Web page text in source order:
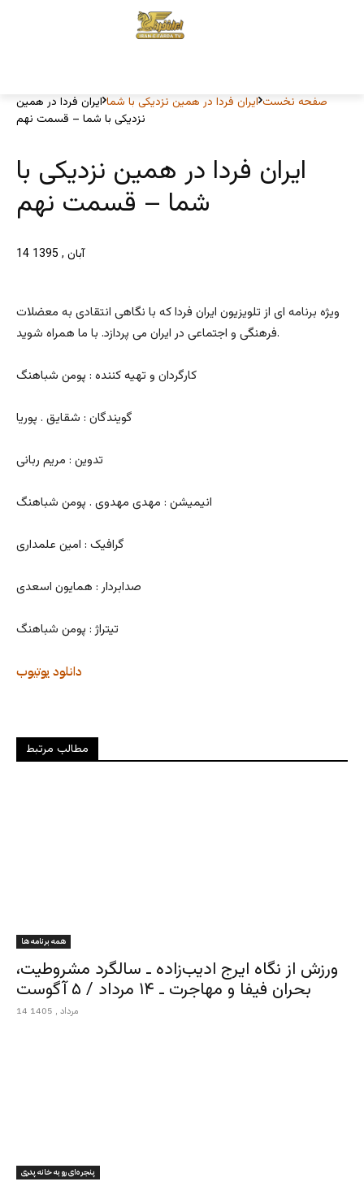
صفحه نخست ایران فردا در همین نزدیکی با شما ایران فردا در همین
نزدیکی با شما – قسمت نهم
ایران فردا در همین نزدیکی با
شما – قسمت نهم
14 آبان , 1395
ویژه برنامه ای از تلویزیون ایران فردا که با نگاهی انتقادی به معضلات
فرهنگی و اجتماعی در ایران می پردازد. با ما همراه شوید.
کارگردان و تهیه کننده : پومن شباهنگ
گویندگان : شقایق . پوریا
تدوین : مریم ربانی
انیمیشن : مهدی مهدوی . پومن شباهنگ
گرافیک : امین علمداری
صدابردار : همایون اسعدی
تیتراژ : پومن شباهنگ
یوتیوب دانلود
مطالب مرتبط
همه برنامه ها
ورزش از نگاه ایرج ادیب‌زاده ـ سالگرد مشروطیت،
بحران فیفا و مهاجرت ـ ۱۴ مرداد / ۵ آگوست
14 مرداد , 1405
پنجره‌ای رو به خانه پدری